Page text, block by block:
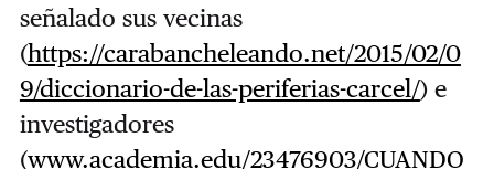
señalado sus vecinas
(https://carabancheleando.net/2015/02/0
9/diccionario-de-las-periferias-carcel/) e
investigadores
(www.academia.edu/23476903/CUANDO